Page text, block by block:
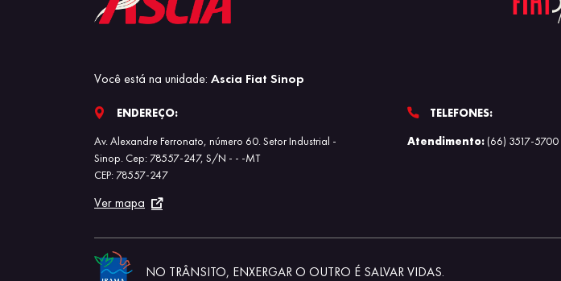
Você está na unidade: Ascia Fiat Sinop
ENDEREÇO:
Av. Alexandre Ferronato, número 60. Setor Industrial -
Sinop. Cep: 78557-247, S/N - - -MT
CEP: 78557-247
Ver mapa
TELEFONES:
Atendimento:(66) 3517-5700
NO TRÂNSITO, ENXERGAR O OUTRO É SALVAR VIDAS.